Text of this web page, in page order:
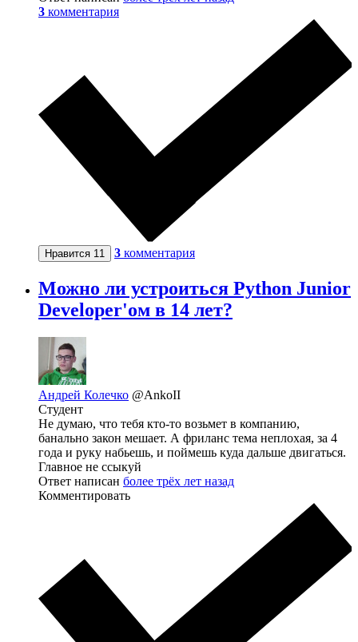
3 комментария
Нравится 11 3 комментария
Можно ли устроиться Python Junior
Developer'ом в 14 лет?
Андрей Колечко @AnkoII
Студент
Не думаю, что тебя кто-то возьмет в компанию,
банально закон мешает. А фриланс тема неплохая, за 4
года и руку набьешь, и поймешь куда дальше двигаться.
Главное не ссыкуй
Ответ написан более трёх лет назад
Комментировать